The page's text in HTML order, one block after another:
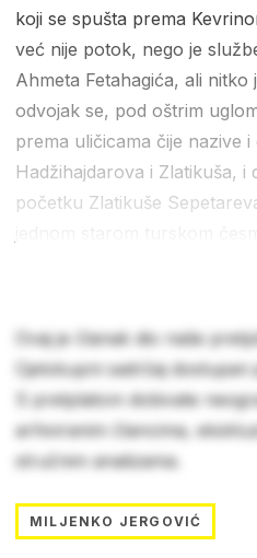
koji se spušta prema
već nije potok, nego je
Ahmeta Fetahagića, ali
odvojak se, pod oštrim
prema uličicama čije nazive i
Hadžihajdarova i Zlatikuša, i
početku Zlatikuše
Ovaj je članak dio naše
Cjelokupni sadržaj
S pretplatom dobivate
arhiviranim člancima,
stručnim analizama.
MILJENKO JERGOVIĆ